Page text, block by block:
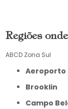
Regiões
ABCD Zona Sul
Aeroporto
Brooklin
Campo